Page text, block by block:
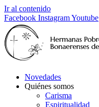
Ir al contenido
Facebook InstagramYoutube
Novedades
Quiénes somos
Carisma
Espiritualidad